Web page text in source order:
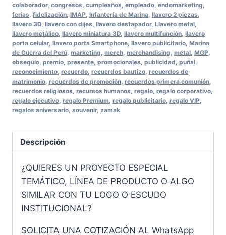
colaborador, congresos, cumpleaños, empleado, endomarketing,
ferias, fidelización, IMAP, Infantería de Marina, llavero 2 piezas,
llavero 3D, llavero con dijes, llavero destapador, Llavero metal,
llavero metálico, llavero miniatura 3D, llavero multifunción, llavero
porta celular, llavero porta Smartphone, llavero publicitario, Marina
de Guerra del Perú, marketing, merch, merchandising, metal, MGP,
obsequio, premio, presente, promocionales, publicidad, puñal,
reconocimiento, recuerdo, recuerdos bautizo, recuerdos de
matrimonio, recuerdos de promoción, recuerdos primera comunión,
recuerdos religiosos, recursos humanos, regalo, regalo corporativo,
regalo ejecutivo, regalo Premium, regalo publicitario, regalo VIP,
regalos aniversario, souvenir, zamak
Descripción
¿QUIERES UN PROYECTO ESPECIAL
TEMÁTICO, LÍNEA DE PRODUCTO O ALGO
SIMILAR CON TU LOGO O ESCUDO
INSTITUCIONAL?
SOLICITA UNA COTIZACIÓN AL WhatsApp